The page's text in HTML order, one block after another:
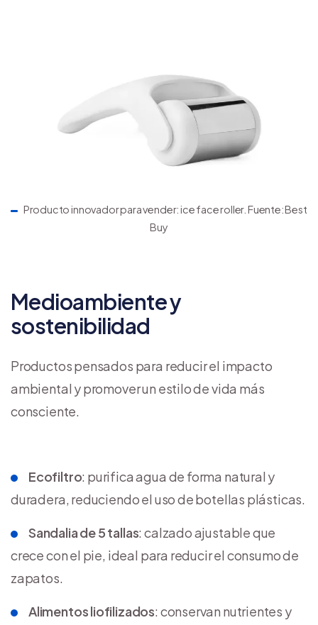
Producto innovador para vender: ice face roller. Fuente: Best
Buy
Medioambiente y
sostenibilidad
Productos pensados para reducir el impacto
ambiental y promover un estilo de vida más
consciente.
Ecofiltro: purifica agua de forma natural y
duradera, reduciendo el uso de botellas plásticas.
Sandalia de 5 tallas: calzado ajustable que
crece con el pie, ideal para reducir el consumo de
zapatos.
Alimentos liofilizados: conservan nutrientes y